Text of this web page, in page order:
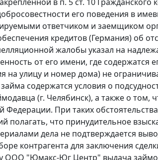
его поведения в
ответчиком и заемщиком
кредитов (Германия) об
жалобы указал на
от его имени, где содержатся
на улицу и номер дома) не
содержатся условия о
(г. Челябинск), а также о
При таких
полагать, что принудительное
дела не подтверждается
контрагента для заключения
ООО "Юмакс-Юг Центр" выдача